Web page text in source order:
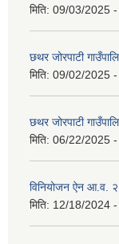
मिति: 09/03/2025
छथर जोरपाटी
मिति: 09/02/2025
छथर जोरपाटी
मिति: 06/22/2025
विनियोजन ऐन आ.व.
मिति: 12/18/2024